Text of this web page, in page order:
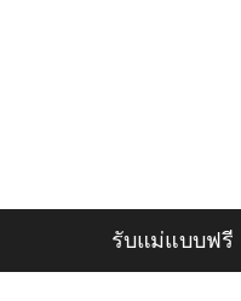
รับแม่แบบฟรี